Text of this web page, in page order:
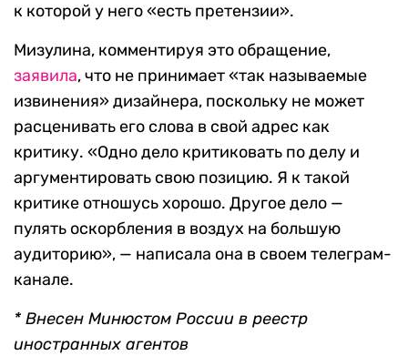
к которой у него «есть претензии».
Мизулина, комментируя это обращение,
заявила, что не принимает «так называемые
извинения» дизайнера, поскольку не может
расценивать его слова в свой адрес как
критику. «Одно дело критиковать по делу и
аргументировать свою позицию. Я к такой
критике отношусь хорошо. Другое дело —
пулять оскорбления в воздух на большую
аудиторию», — написала она в своем телеграм-
канале.
* Внесен Минюстом России в реестр
иностранных агентов